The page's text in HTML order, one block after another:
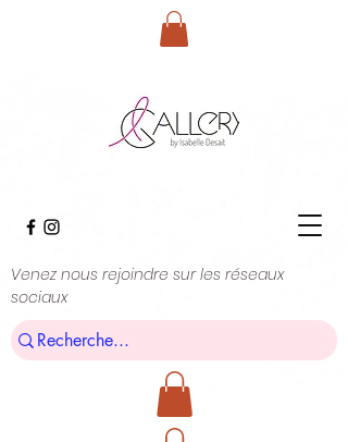
Venez nous rejoindre sur les réseaux
sociaux